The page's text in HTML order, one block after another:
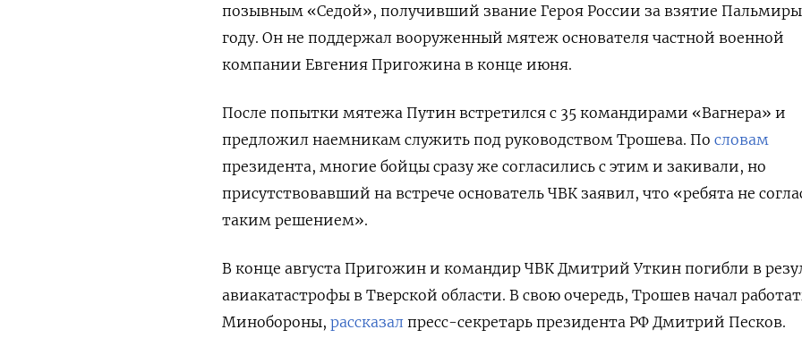
позывным «Седой», получивший звание Героя России за взятие Пальмиры
году. Он не поддержал вооруженный мятеж основателя частной военной
компании Евгения Пригожина в конце июня.
После попытки мятежа Путин встретился с 35 командирами «Вагнера» и
предложил наемникам служить под руководством Трошева. По словам
президента, многие бойцы сразу же согласились с этим и закивали, но
присутствовавший на встрече основатель ЧВК заявил, что «ребята не
таким решением».
В конце августа Пригожин и командир ЧВК Дмитрий Уткин погибли в
авиакатастрофы в Тверской области. В свою очередь, Трошев начал
Минобороны, рассказал пресс-секретарь президента РФ Дмитрий Песков.